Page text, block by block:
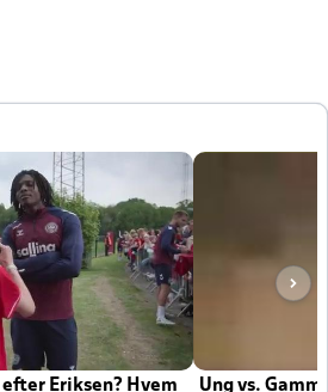
Eriksen? Hvem
Ung vs.